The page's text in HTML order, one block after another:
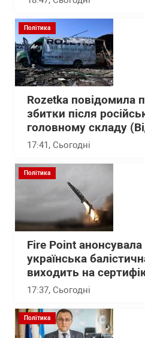
Політика
Rozetka повідомила
збитки після
головному складу
17:41, Сьогодні
Політика
Fire Point
українська
виходить на
17:37, Сьогодні
Політика